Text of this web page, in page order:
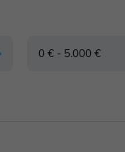
0 € - 5.000 €